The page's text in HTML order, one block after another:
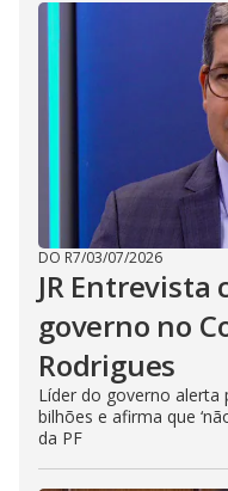
DO R7/03/07/2026
JR Entrevista
governo no
Rodrigues
Líder do governo alerta
bilhões e afirma que
da PF